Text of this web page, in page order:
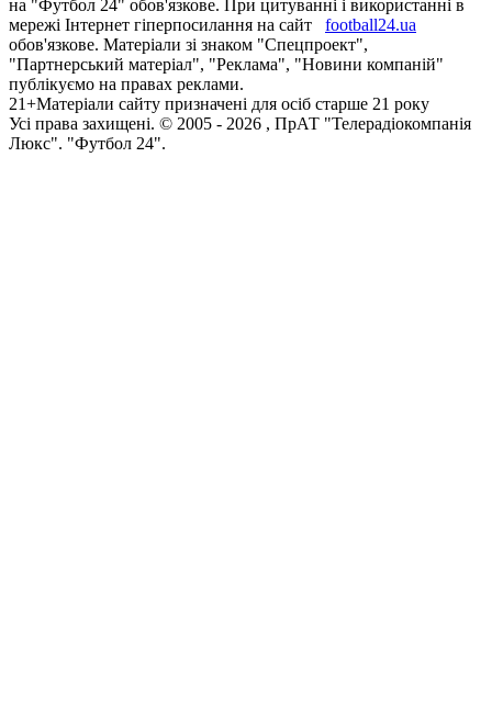
на "Футбол 24" обов'язкове. При цитуванні і використанні в
мережі Інтернет гіперпосилання на сайт
football24.ua
обов'язкове. Матеріали зі знаком "Спецпроект",
"Партнерський матеріал", "Реклама", "Новини компаній"
публікуємо на правах реклами.
21+Матеріали сайту призначені для осіб старше 21 року
Усi права захищенi. © 2005 - 2026 , ПрАТ "Телерадіокомпанія
Люкс". "Футбол 24".